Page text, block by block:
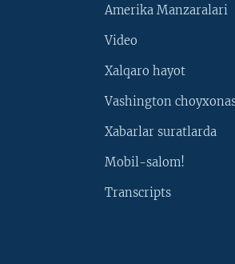
Amerika Manzaralari
Video
Xalqaro hayot
Vashington
Xabarlar suratlarda
Mobil-salom!
Transcripts